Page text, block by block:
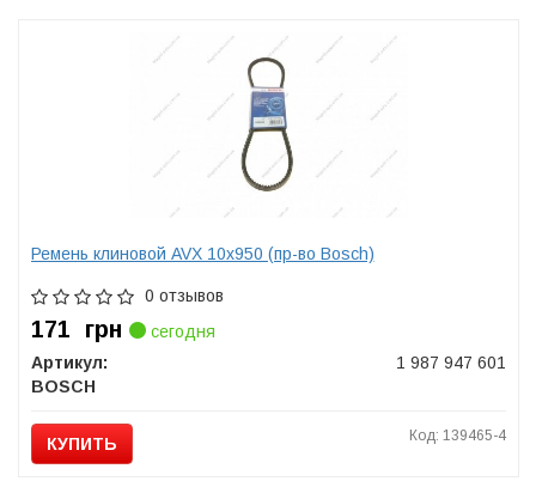
Ремень клиновой AVX 10х950 (пр-во Bosch)
0 отзывов
171 грн
сегодня
Артикул:
1 987 947 601
BOSCH
КУПИТЬ Код: 139465-4